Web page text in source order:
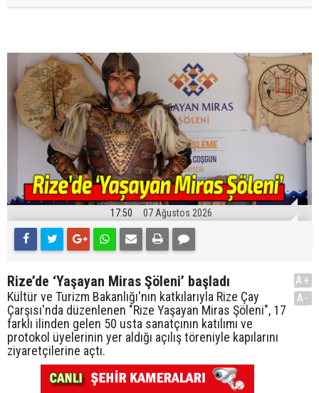
17:50 07 Ağustos 2026
Rize’de ‘Yaşayan Miras Şöleni’ başladı
Kültür ve Turizm Bakanlığı'nın katkılarıyla Rize Çay
Çarşısı'nda düzenlenen "Rize Yaşayan Miras Şöleni", 17
farklı ilinden gelen 50 usta sanatçının katılımı ve
protokol üyelerinin yer aldığı açılış töreniyle kapılarını
ziyaretçilerine açtı.
A+
A-